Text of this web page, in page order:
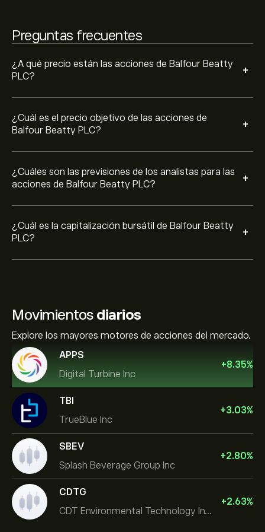
Preguntas frecuentes
¿A qué precio están las acciones de Balfour Beatty
PLC?
+
¿Cuál es el precio objetivo de las acciones de
Balfour Beatty PLC?
+
¿Cuáles son las previsiones de los analistas para las
acciones de Balfour Beatty PLC?
+
¿Cuál es la capitalización bursátil de Balfour Beatty
PLC?
+
Movimientos diarios
Explore los mayores motores de acciones del mercado.
APPS
Digital Turbine Inc
+8.35%
TBI
TrueBlue Inc
+3.03%
SBEV
Splash Beverage Group Inc
+2.80%
CDTG
CDT Environmental Technology Investment Holdings L
+2.63%